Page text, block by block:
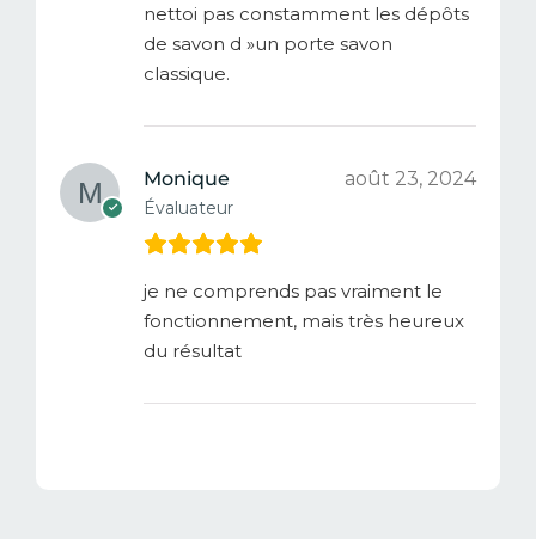
nettoi pas constamment les dépôts
de savon d »un porte savon
classique.
Monique
Évaluateur
août 23, 2024
je ne comprends pas vraiment le
fonctionnement, mais très heureux
du résultat